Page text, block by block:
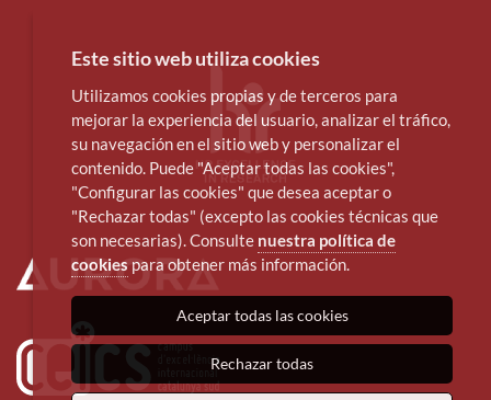
Este sitio web utiliza cookies
Utilizamos cookies propias y de terceros para
mejorar la experiencia del usuario, analizar el tráfico,
su navegación en el sitio web y personalizar el
contenido. Puede "Aceptar todas las cookies",
"Configurar las cookies" que desea aceptar o
"Rechazar todas" (excepto las cookies técnicas que
son necesarias). Consulte nuestra política de
cookies para obtener más información.
Aceptar todas las cookies
Rechazar todas